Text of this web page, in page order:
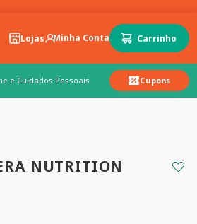
Lojas
e Cuidados Pessoais Cupons
NUTRITION